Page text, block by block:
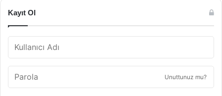
Kayıt Ol
Unuttunuz mu?